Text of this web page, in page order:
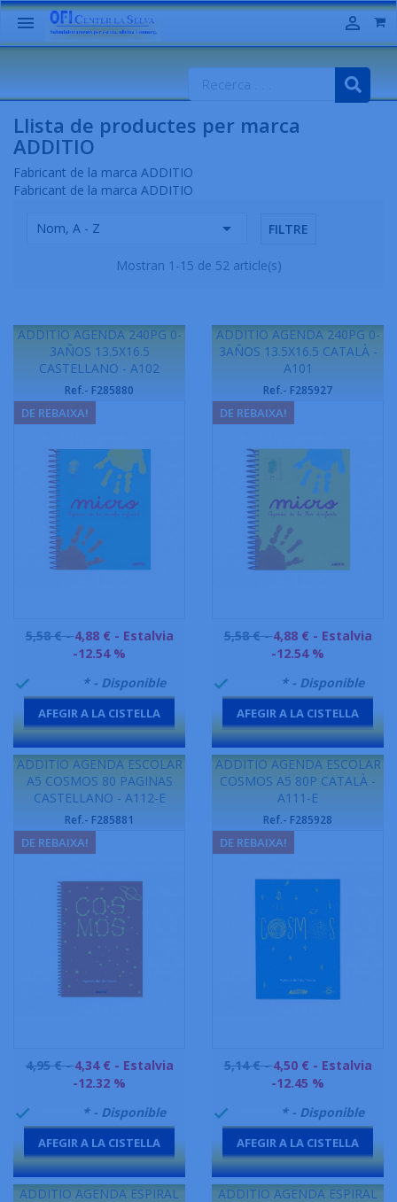
 
Llista de productes per marca
ADDITIO
Fabricant de la marca ADDITIO
Fabricant de la marca ADDITIO
Nom, A - Z  FILTRE
Mostran 1-15 de 52 article(s)
ADDITIO AGENDA 240PG 0-
3AÑOS 13.5X16.5
CASTELLANO - A102
Ref.- F285880
DE REBAIXA!
Preu
5,58 € -4,88 € - Estalvia
-12.54 %
 * - Disponible
AFEGIR A LA CISTELLA
-
ADDITIO AGENDA 240PG 0-
3AÑOS 13.5X16.5 CATALÀ -
A101
Ref.- F285927
DE REBAIXA!
Preu
5,58 € -4,88 € - Estalvia
-12.54 %
 * - Disponible
AFEGIR A LA CISTELLA
-
ADDITIO AGENDA ESCOLAR
A5 COSMOS 80 PAGINAS
CASTELLANO - A112-E
Ref.- F285881
DE REBAIXA!
Preu
4,95 € -4,34 € - Estalvia
-12.32 %
 * - Disponible
AFEGIR A LA CISTELLA
-
ADDITIO AGENDA ESCOLAR
COSMOS A5 80P CATALÀ -
A111-E
Ref.- F285928
DE REBAIXA!
Preu
5,14 € -4,50 € - Estalvia
-12.45 %
 * - Disponible
AFEGIR A LA CISTELLA
-
ADDITIO AGENDA ESPIRAL
ADDITIO AGENDA ESPIRAL